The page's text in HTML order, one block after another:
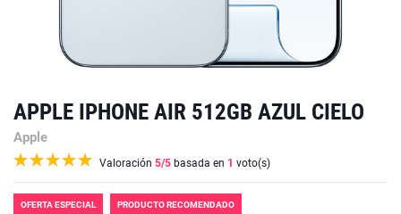
APPLE IPHONE AIR 512GB AZUL CIELO
Apple
Valoración 5/5 basada en 1 voto(s)
OFERTA ESPECIAL PRODUCTO RECOMENDADO